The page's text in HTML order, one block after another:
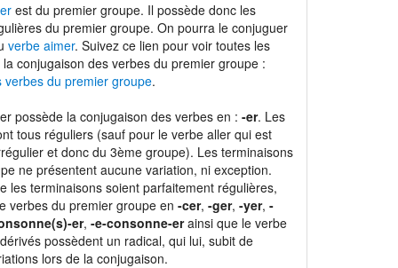
est du premier groupe. Il possède donc les
du premier groupe. On pourra le conjuguer
verbe aimer. Suivez ce lien pour voir toutes les
conjugaison des verbes du premier groupe :
verbes du premier groupe.
possède la conjugaison des verbes en : -er. Les
tous réguliers (sauf pour le verbe aller qui est
et donc du 3ème groupe). Les terminaisons
ne présentent aucune variation, ni exception.
les terminaisons soient parfaitement régulières,
verbes du premier groupe en -cer, -ger, -yer, -
er, -e-consonne-erainsi que le verbe
possèdent un radical, qui lui, subit de
lors de la conjugaison.